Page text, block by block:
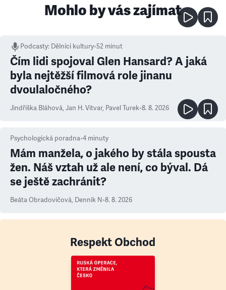
Mohlo by vás zajímat
Podcasty: Dělníci kultury•52 minut
Čím lidi spojoval Glen Hansard? A jaká
byla nejtěžší filmová role jinanu
dvoulaločného?
Jindřiška Bláhová, Jan H. Vitvar, Pavel Turek•8. 8. 2026
Psychologická poradna•4 minuty
Mám manžela, o jakého by stála spousta
žen. Náš vztah už ale není, co býval. Dá
se ještě zachránit?
Beáta Obradovičová, Denník N•8. 8. 2026
Respekt Obchod